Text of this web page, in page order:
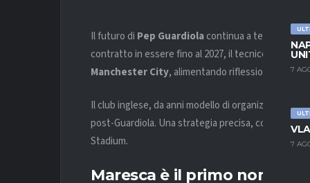
7
7
Il futuro di Pep Guardiolacontinua a tenere con
contratto in essere fino al 2027, il tecnico
Manchester City, alimentando riflessioni
Il club inglese, da anni modello di organizzazione
post-Guardiola. Una strategia precisa, coerente
Stadium.
Maresca è il primo nome